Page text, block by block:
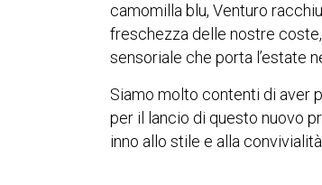
camomilla blu, Venturo
freschezza delle nostre coste,
sensoriale che porta l’estate
Siamo molto contenti di aver
per il lancio di questo nuovo
inno allo stile e alla convivialità